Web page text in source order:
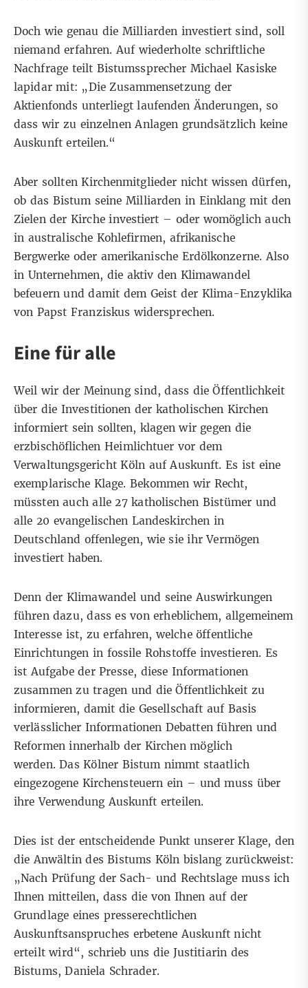
Doch wie genau die Milliarden investiert sind, soll
niemand erfahren. Auf wiederholte schriftliche
Nachfrage teilt Bistumssprecher Michael Kasiske
lapidar mit: „Die Zusammensetzung der
Aktienfonds unterliegt laufenden Änderungen, so
dass wir zu einzelnen Anlagen grundsätzlich keine
Auskunft erteilen.“
Aber sollten Kirchenmitglieder nicht wissen dürfen,
ob das Bistum seine Milliarden in Einklang mit den
Zielen der Kirche investiert – oder womöglich auch
in australische Kohlefirmen, afrikanische
Bergwerke oder amerikanische Erdölkonzerne. Also
in Unternehmen, die aktiv den Klimawandel
befeuern und damit dem Geist der Klima-Enzyklika
von Papst Franziskus widersprechen.
Eine für alle
Weil wir der Meinung sind, dass die Öffentlichkeit
über die Investitionen der katholischen Kirchen
informiert sein sollten, klagen wir gegen die
erzbischöflichen Heimlichtuer vor dem
Verwaltungsgericht Köln auf Auskunft. Es ist eine
exemplarische Klage. Bekommen wir Recht,
müssten auch alle 27 katholischen Bistümer und
alle 20 evangelischen Landeskirchen in
Deutschland offenlegen, wie sie ihr Vermögen
investiert haben.
Denn der Klimawandel und seine Auswirkungen
führen dazu, dass es von erheblichem, allgemeinem
Interesse ist, zu erfahren, welche öffentliche
Einrichtungen in fossile Rohstoffe investieren. Es
ist Aufgabe der Presse, diese Informationen
zusammen zu tragen und die Öffentlichkeit zu
informieren, damit die Gesellschaft auf Basis
verlässlicher Informationen Debatten führen und
Reformen innerhalb der Kirchen möglich
werden. Das Kölner Bistum nimmt staatlich
eingezogene Kirchensteuern ein – und muss über
ihre Verwendung Auskunft erteilen.
Dies ist der entscheidende Punkt unserer Klage, den
die Anwältin des Bistums Köln bislang zurückweist:
„Nach Prüfung der Sach- und Rechtslage muss ich
Ihnen mitteilen, dass die von Ihnen auf der
Grundlage eines presserechtlichen
Auskunftsanspruches erbetene Auskunft nicht
erteilt wird“, schrieb uns die Justitiarin des
Bistums, Daniela Schrader.